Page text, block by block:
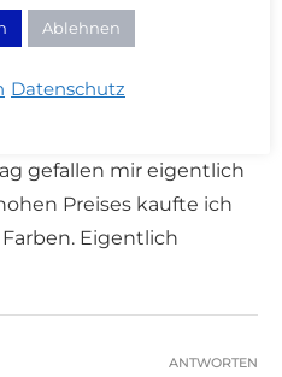
von den Infallible zu
gefallen mir eigentlich
Preises kaufte ich
Eigentlich
ANTWORTEN
Ablehnen
Datenschutz